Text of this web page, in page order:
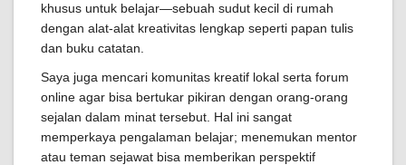
khusus untuk belajar—sebuah sudut kecil di rumah
dengan alat-alat kreativitas lengkap seperti papan tulis
dan buku catatan.
Saya juga mencari komunitas kreatif lokal serta forum
online agar bisa bertukar pikiran dengan orang-orang
sejalan dalam minat tersebut. Hal ini sangat
memperkaya pengalaman belajar; menemukan mentor
atau teman sejawat bisa memberikan perspektif